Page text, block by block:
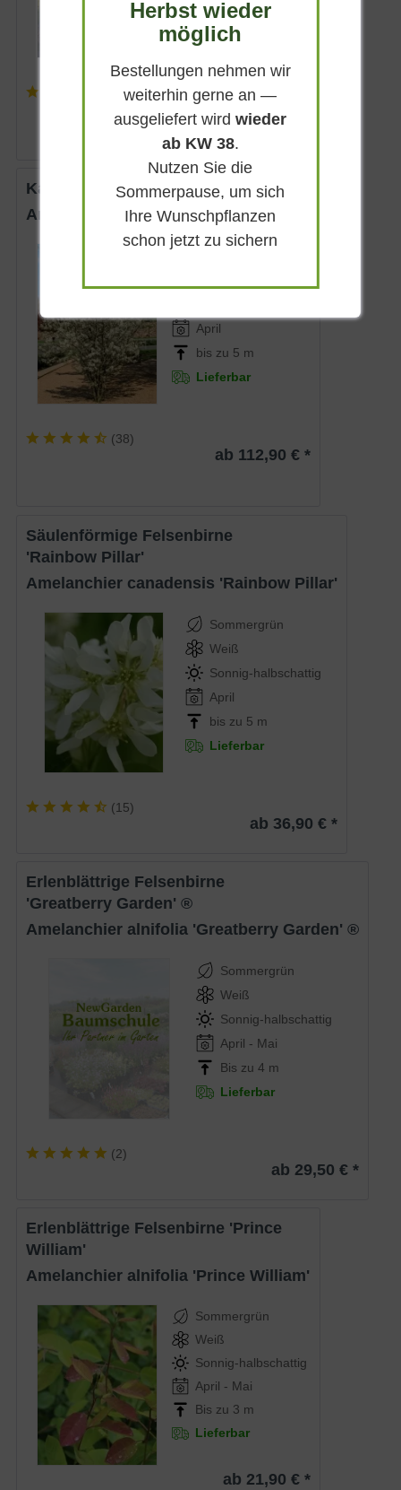
Lieferbar
22)
Kanadische Felsenbirne
Amelanchier canadensis
April
bis zu 5 m
Lieferbar
(38)
ab 112,90 € *
Säulenförmige Felsenbirne
'Rainbow Pillar'
Amelanchier canadensis 'Rainbow Pillar'
Sommergrün
Weiß
Sonnig-halbschattig
April
bis zu 5 m
Lieferbar
(15)
ab 36,90 € *
Erlenblättrige Felsenbirne
'Greatberry Garden' ®
Amelanchier alnifolia 'Greatberry Garden' ®
Sommergrün
Weiß
Sonnig-halbschattig
April - Mai
Bis zu 4 m
Lieferbar
(2)
ab 29,50 € *
Erlenblättrige Felsenbirne 'Prince
William'
Amelanchier alnifolia 'Prince William'
Sommergrün
Weiß
Sonnig-halbschattig
April - Mai
Bis zu 3 m
Lieferbar
ab 21,90 € *
Herbst wieder
möglich
Bestellungen nehmen wir
weiterhin gerne an —
ausgeliefert wirdwieder
ab KW 38.
Nutzen Sie die
Sommerpause, um sich
Ihre Wunschpflanzen
schon jetzt zu sichern